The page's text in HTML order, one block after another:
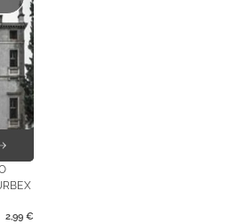
2,99 €